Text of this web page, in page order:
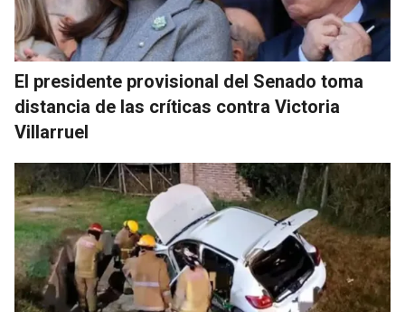
El presidente provisional del Senado toma
distancia de las críticas contra Victoria
Villarruel